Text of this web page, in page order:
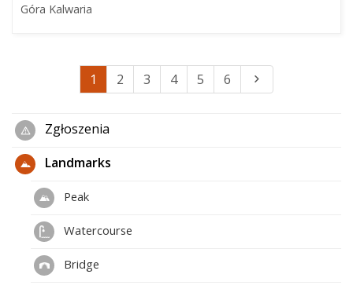
Góra Kalwaria
1 2 3 4 5 6
Zgłoszenia
Landmarks
Peak
Watercourse
Bridge